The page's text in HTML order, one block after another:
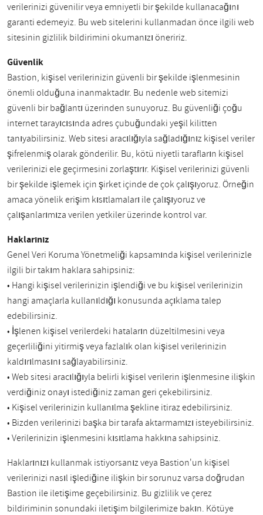
verilerinizi güvenilir veya emniyetli bir şekilde kullanacağını
garanti edemeyiz. Bu web sitelerini kullanmadan önce ilgili web
sitesinin gizlilik bildirimini okumanızı öneririz.
Güvenlik
Bastion, kişisel verilerinizin güvenli bir şekilde işlenmesinin
önemli olduğuna inanmaktadır. Bu nedenle web sitemizi
güvenli bir bağlantı üzerinden sunuyoruz. Bu güvenliği çoğu
internet tarayıcısında adres çubuğundaki yeşil kilitten
tanıyabilirsiniz. Web sitesi aracılığıyla sağladığınız kişisel veriler
şifrelenmiş olarak gönderilir. Bu, kötü niyetli tarafların kişisel
verilerinizi ele geçirmesini zorlaştırır. Kişisel verilerinizi güvenli
bir şekilde işlemek için şirket içinde de çok çalışıyoruz. Örneğin
amaca yönelik erişim kısıtlamaları ile çalışıyoruz ve
çalışanlarımıza verilen yetkiler üzerinde kontrol var.
Haklarınız
Genel Veri Koruma Yönetmeliği kapsamında kişisel verilerinizle
ilgili bir takım haklara sahipsiniz:
• Hangi kişisel verilerinizin işlendiği ve bu kişisel verilerinizin
hangi amaçlarla kullanıldığı konusunda açıklama talep
edebilirsiniz.
• İşlenen kişisel verilerdeki hataların düzeltilmesini veya
geçerliliğini yitirmiş veya fazlalık olan kişisel verilerinizin
kaldırılmasını sağlayabilirsiniz.
• Web sitesi aracılığıyla belirli kişisel verilerin işlenmesine ilişkin
verdiğiniz onayı istediğiniz zaman geri çekebilirsiniz.
• Kişisel verilerinizin kullanılma şekline itiraz edebilirsiniz.
• Bizden verilerinizi başka bir tarafa aktarmamızı isteyebilirsiniz.
• Verilerinizin işlenmesini kısıtlama hakkına sahipsiniz.
Haklarınızı kullanmak istiyorsanız veya Bastion'un kişisel
verilerinizi nasıl işlediğine ilişkin bir sorunuz varsa doğrudan
Bastion ile iletişime geçebilirsiniz. Bu gizlilik ve çerez
bildiriminin sonundaki iletişim bilgilerimize bakın. Kötüye